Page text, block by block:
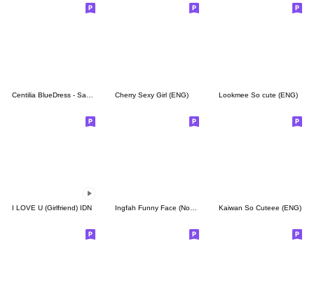
Cherry Sexy Girl (ENG) Lookmee So cute (ENG)
I LOVE U (Girlfriend) IDN Kaiwan So Cuteee (ENG)